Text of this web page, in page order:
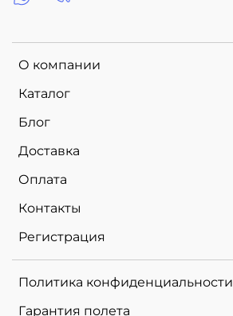
О компании
Каталог
Блог
Доставка
Оплата
Контакты
Регистрация
Политика конфиденциальности
Гарантия полета